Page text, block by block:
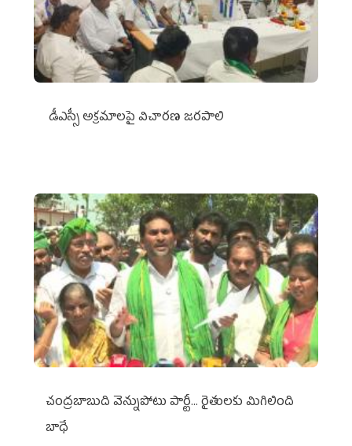
డీఎస్సీ అక్రమాలపై విచారణ జరపాలి
చంద్రబాబుది వెన్నుపోటు పార్టీ... రైతులకు మిగిలింది
బాధే